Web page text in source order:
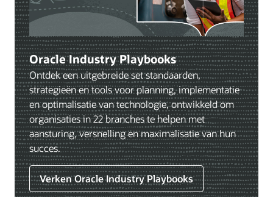
Oracle Industry Playbooks
Ontdek een uitgebreide set standaarden,
strategieën en tools voor planning, implementatie
en optimalisatie van technologie, ontwikkeld om
organisaties in 22 branches te helpen met
aansturing, versnelling en maximalisatie van hun
succes.
Verken Oracle Industry Playbooks